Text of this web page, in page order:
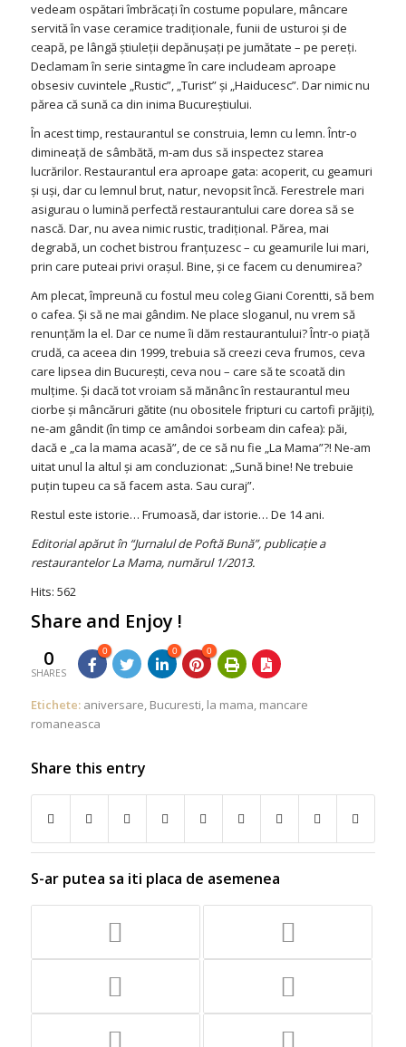
vedeam ospătari îmbrăcaţi în costume populare, mâncare
servită în vase ceramice tradiţionale, funii de usturoi şi de
ceapă, pe lângă ştiuleţii depănuşaţi pe jumătate – pe pereţi.
Declamam în serie sintagme în care includeam aproape
obsesiv cuvintele „Rustic”, „Turist” şi „Haiducesc”. Dar nimic nu
părea că sună ca din inima Bucureştiului.
În acest timp, restaurantul se construia, lemn cu lemn. Într-o
dimineaţă de sâmbătă, m-am dus să inspectez starea
lucrărilor. Restaurantul era aproape gata: acoperit, cu geamuri
şi uşi, dar cu lemnul brut, natur, nevopsit încă. Ferestrele mari
asigurau o lumină perfectă restaurantului care dorea să se
nască. Dar, nu avea nimic rustic, tradiţional. Părea, mai
degrabă, un cochet bistrou franţuzesc – cu geamurile lui mari,
prin care puteai privi oraşul. Bine, şi ce facem cu denumirea?
Am plecat, împreună cu fostul meu coleg Giani Corentti, să bem
o cafea. Şi să ne mai gândim. Ne place sloganul, nu vrem să
renunţăm la el. Dar ce nume îi dăm restaurantului? Într-o piaţă
crudă, ca aceea din 1999, trebuia să creezi ceva frumos, ceva
care lipsea din Bucureşti, ceva nou – care să te scoată din
mulţime. Şi dacă tot vroiam să mănânc în restaurantul meu
ciorbe şi mâncăruri gătite (nu obositele fripturi cu cartofi prăjiţi),
ne-am gândit (în timp ce amândoi sorbeam din cafea): păi,
dacă e „ca la mama acasă”, de ce să nu fie „La Mama”?! Ne-am
uitat unul la altul şi am concluzionat: „Sună bine! Ne trebuie
puţin tupeu ca să facem asta. Sau curaj”.
Restul este istorie… Frumoasă, dar istorie… De 14 ani.
Editorial apărut în “Jurnalul de Poftă Bună”, publicaţie a
restaurantelor La Mama, numărul 1/2013.
Hits: 562
Share and Enjoy !
0
SHARES
0 0 0
Etichete: aniversare, Bucuresti, la mama, mancare
romaneasca
Share this entry
S-ar putea sa iti placa de asemenea